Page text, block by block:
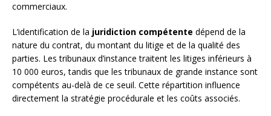
commerciaux.
L’identification de la juridiction compétente dépend de la
nature du contrat, du montant du litige et de la qualité des
parties. Les tribunaux d’instance traitent les litiges inférieurs à
10 000 euros, tandis que les tribunaux de grande instance sont
compétents au-delà de ce seuil. Cette répartition influence
directement la stratégie procédurale et les coûts associés.